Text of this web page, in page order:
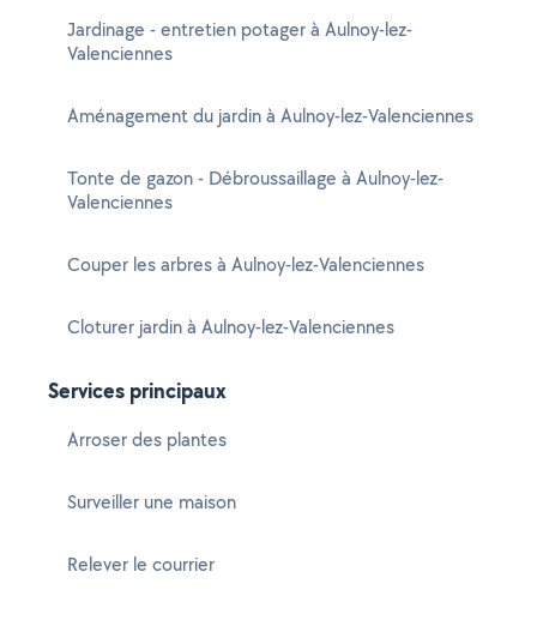
Jardinage - entretien potager à Aulnoy-lez-
Valenciennes
Aménagement du jardin à Aulnoy-lez-Valenciennes
Tonte de gazon - Débroussaillage à Aulnoy-lez-
Valenciennes
Couper les arbres à Aulnoy-lez-Valenciennes
Cloturer jardin à Aulnoy-lez-Valenciennes
Services principaux
Arroser des plantes
Surveiller une maison
Relever le courrier